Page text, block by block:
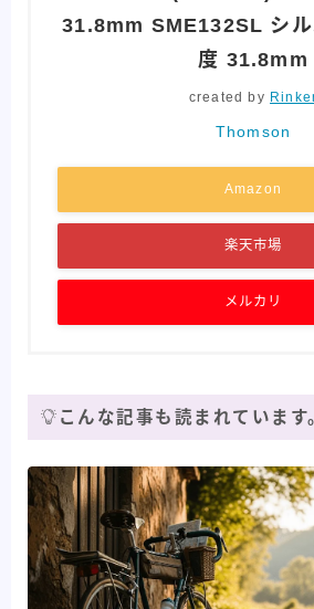
31.8mm SME132SL シ
度 31.8mm
created by
Thomson
Amazon
楽天市場
メルカリ
こんな記事も読まれています